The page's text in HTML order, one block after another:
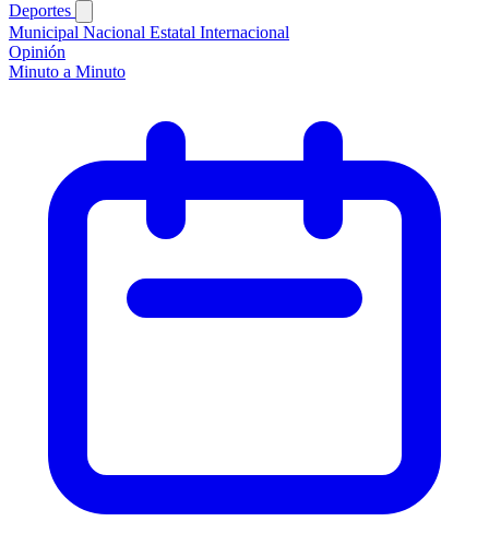
Deportes
Municipal Nacional Estatal Internacional
Opinión
Minuto a Minuto